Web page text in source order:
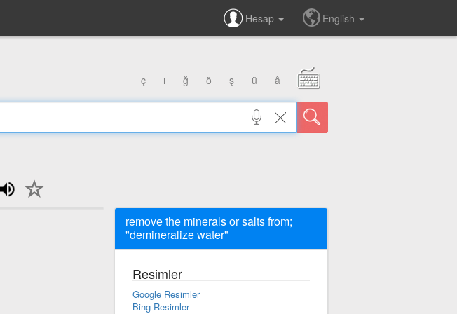
Hesap English
ç ı ğ ö ş ü â
remove the minerals or salts from;
"demineralize water"
Resimler
Google Resimler
Bing Resimler